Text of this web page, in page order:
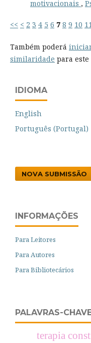
motivacionais ,
<< < 2 3 4 5 6 7 8 9 10 11
Também poderá
similaridade para
IDIOMA
English
Português (Portugal)
NOVA SUBMISSÃO
INFORMAÇÕES
Para Leitores
Para Autores
Para Bibliotecários
PALAVRAS-
terapia